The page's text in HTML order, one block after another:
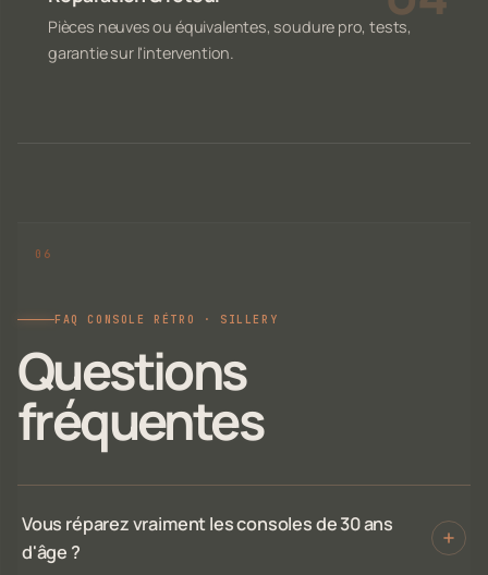
Pièces neuves ou équivalentes, soudure pro, tests,
garantie sur l'intervention.
FAQ CONSOLE RÉTRO · SILLERY
Questions
fréquentes
Vous réparez vraiment les consoles de 30 ans
d'âge ?